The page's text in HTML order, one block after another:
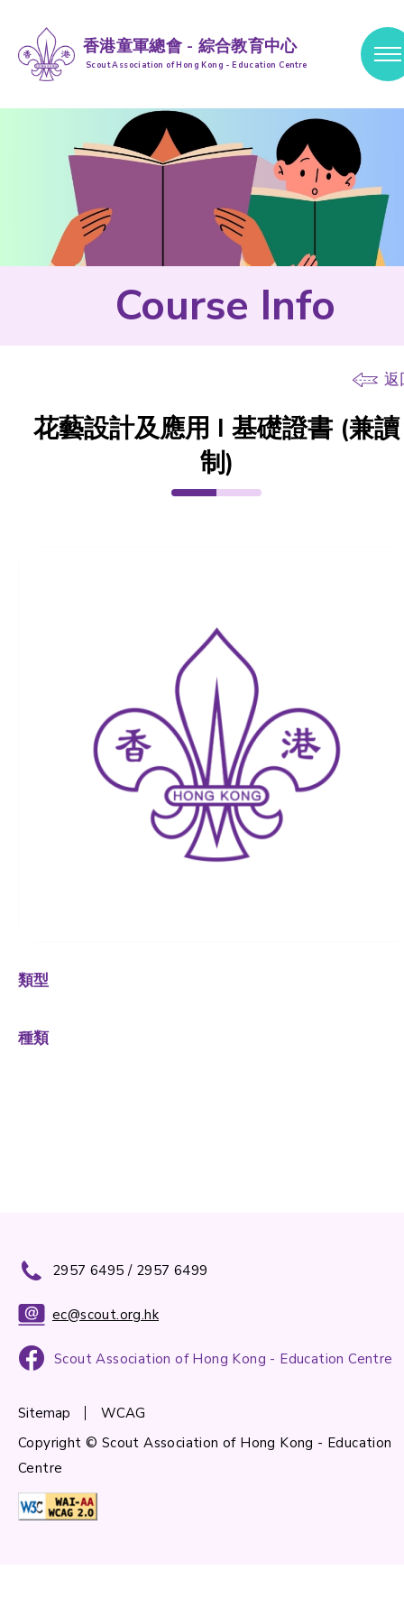
香港童軍總會 - 綜合教育中心
Scout Association of Hong Kong - Education Centre
跳到內容 (按輸入鍵)
Course Info
返
花藝設計及應用 I 基礎證書 (兼讀
制)
類型
種類
2957 6495 / 2957 6499
ec@scout.org.hk
Scout Association of Hong Kong - Education Centre
Sitemap
WCAG
Copyright © Scout Association of Hong Kong - Education
Centre